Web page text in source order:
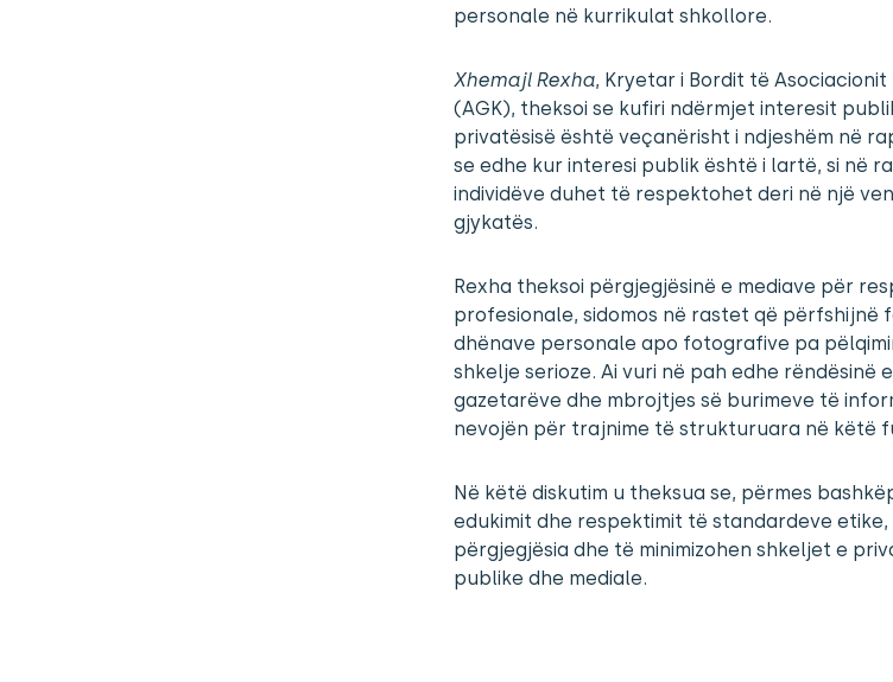
personale në kurrikulat shkollore.
Xhemajl Rexha, Kryetar i Bordit të
(AGK), theksoi se kufiri ndërmjet interesit
privatësisë është veçanërisht i ndjeshëm në
se edhe kur interesi publik është i lartë, si në
individëve duhet të respektohet deri në një
gjykatës.
Rexha theksoi përgjegjësinë e mediave për
profesionale, sidomos në rastet që përfshijnë
dhënave personale apo fotografive pa
shkelje serioze. Ai vuri në pah edhe rëndësinë
gazetarëve dhe mbrojtjes së burimeve të
nevojën për trajnime të strukturuara në këtë
Në këtë diskutim u theksua se, përmes
edukimit dhe respektimit të standardeve
përgjegjësia dhe të minimizohen shkeljet e
publike dhe mediale.